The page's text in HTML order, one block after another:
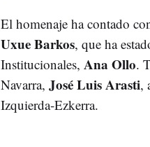
El homenaje ha contado
Uxue Barkos, que ha
Institucionales, Ana Ollo.
Navarra, José Luis Arasti,
Izquierda-Ezkerra.